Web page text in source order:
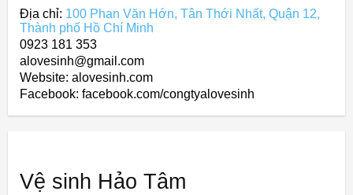
Địa chỉ: 100 Phan Văn Hớn, Tân Thới Nhất, Quận 12,
Thành phố Hồ Chí Minh
0923 181 353
alovesinh@gmail.com
Website: alovesinh.com
Facebook: facebook.com/congtyalovesinh
Vệ sinh Hảo Tâm